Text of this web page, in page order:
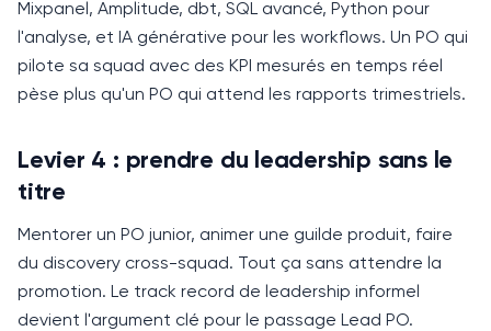
Mixpanel, Amplitude, dbt, SQL avancé, Python pour
l'analyse, et IA générative pour les workflows. Un PO qui
pilote sa squad avec des KPI mesurés en temps réel
pèse plus qu'un PO qui attend les rapports trimestriels.
Levier 4 : prendre du leadership sans le
titre
Mentorer un PO junior, animer une guilde produit, faire
du discovery cross-squad. Tout ça sans attendre la
promotion. Le track record de leadership informel
devient l'argument clé pour le passage Lead PO.